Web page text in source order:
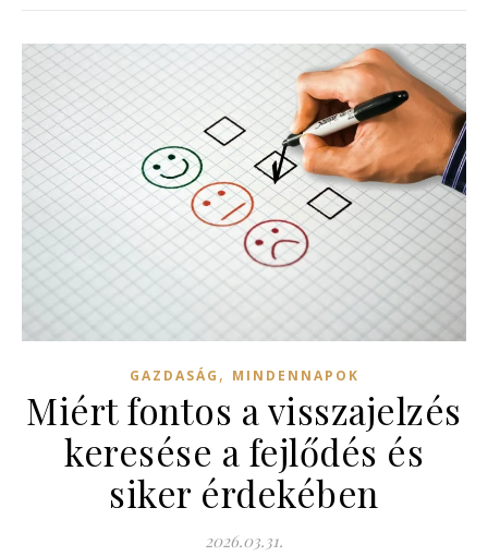
GAZDASÁG , MINDENNAPOK
Miért fontos a visszajelzés
keresése a fejlődés és
siker érdekében
2026.03.31.